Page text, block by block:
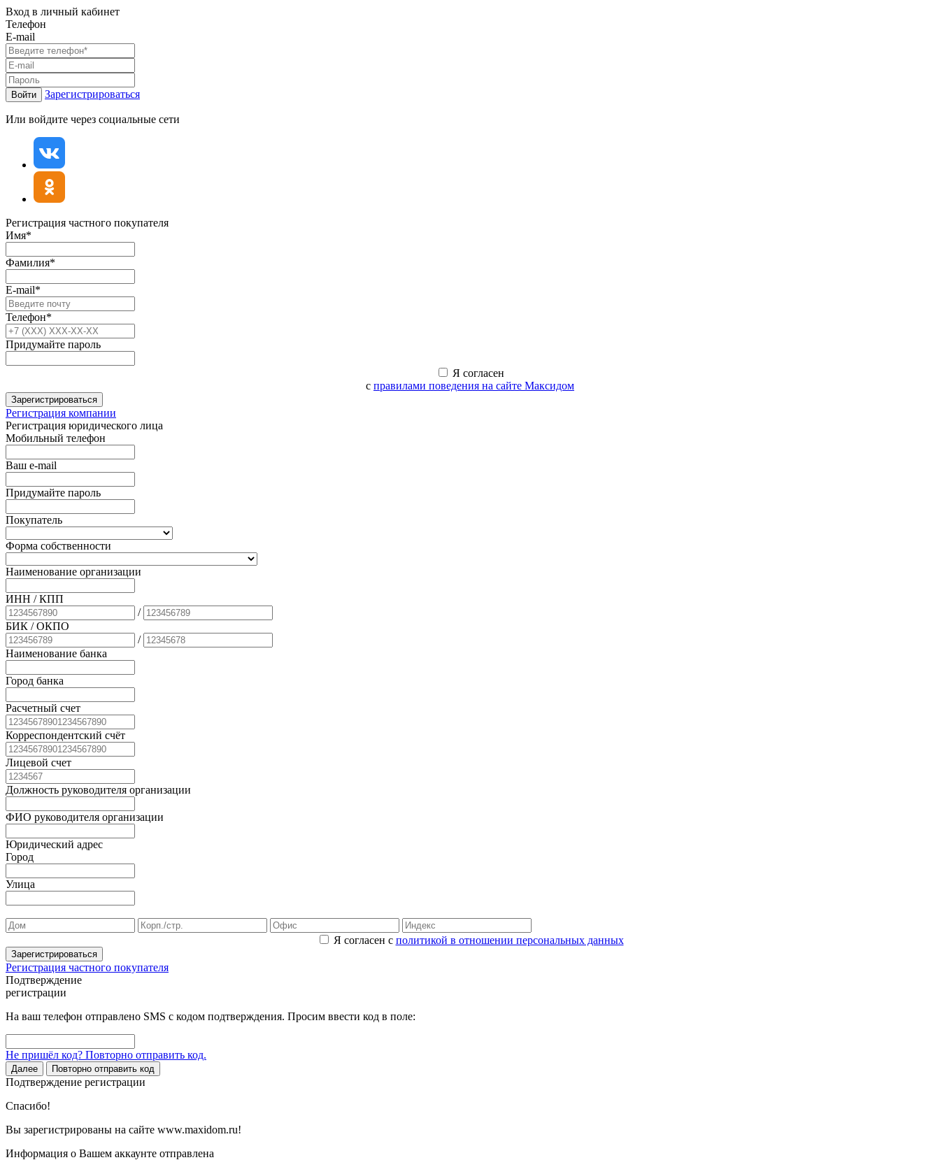
Вход в личный кабинет
Телефон
E-mail
Войти Зарегистрироваться
Или войдите через социальные сети
Регистрация частного покупателя
Имя*
Фамилия*
E-mail*
Телефон*
Придумайте пароль
Я согласен
с правилами поведения на сайте Максидом
Зарегистрироваться
Регистрация компании
Регистрация юридического лица
Мобильный телефон
Ваш e-mail
Придумайте пароль
Покупатель
Форма собственности
Наименование организации
ИНН / КПП
/
БИК / ОКПО
/
Наименование банка
Город банка
Расчетный счет
Корреспондентский счёт
Лицевой счет
Должность руководителя организации
ФИО руководителя организации
Юридический адрес
Город
Улица
Я согласен с политикой в отношении персональных данных
Зарегистрироваться
Регистрация частного покупателя
Подтверждение
регистрации
На ваш телефон отправлено SMS с кодом подтверждения. Просим ввести код в поле:
Не пришёл код? Повторно отправить код.
Далее Повторно отправить код
Подтверждение регистрации
Спасибо!
Вы зарегистрированы на сайте www.maxidom.ru!
Информация о Вашем аккаунте отправлена